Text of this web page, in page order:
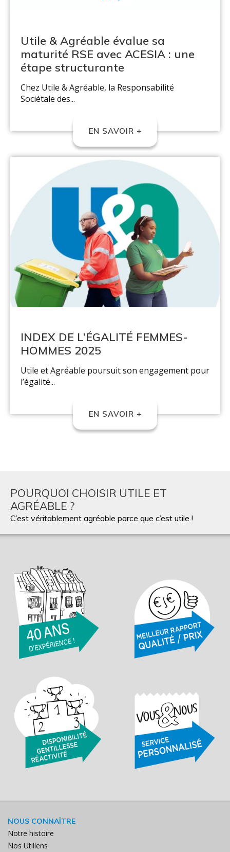
Utile & Agréable évalue sa
maturité RSE avec ACESIA : une
étape structurante
Chez Utile & Agréable, la Responsabilité
Sociétale des...
EN SAVOIR +
INDEX DE L’ÉGALITÉ FEMMES-
HOMMES 2025
Utile et Agréable poursuit son engagement pour
l’égalité...
EN SAVOIR +
POURQUOI CHOISIR UTILE ET
AGRÉABLE ?
C’est véritablement agréable parce que c’est utile !
NOUS CONNAÎTRE
Notre histoire
Nos Utiliens